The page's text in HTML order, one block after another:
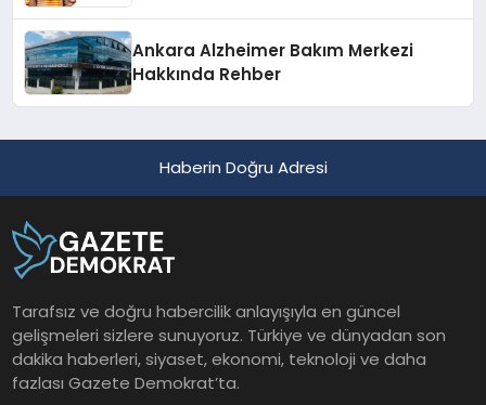
Ankara Alzheimer Bakım Merkezi
Hakkında Rehber
Haberin Doğru Adresi
Tarafsız ve doğru habercilik anlayışıyla en güncel
gelişmeleri sizlere sunuyoruz. Türkiye ve dünyadan son
dakika haberleri, siyaset, ekonomi, teknoloji ve daha
fazlası Gazete Demokrat’ta.